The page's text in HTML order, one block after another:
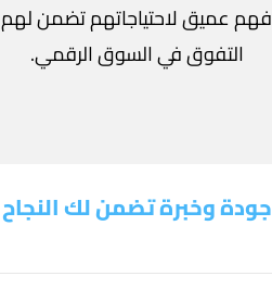
فهم عميق لاحتياجاتهم تضمن لهم
التفوق في السوق الرقمي.
جودة وخبرة تضمن لك النجاح